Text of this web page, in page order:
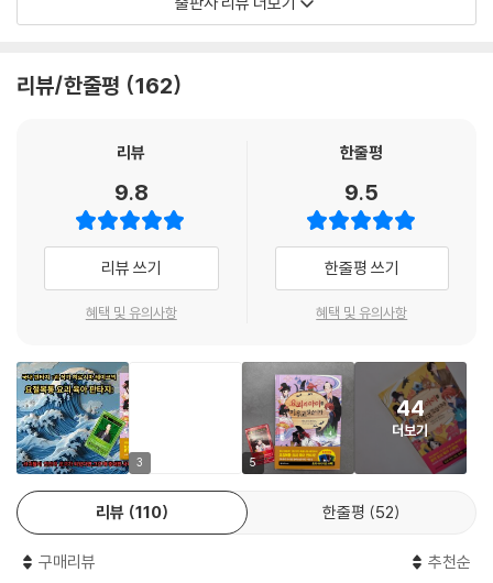
괴들이 가득한 판타지 세계로 다시 한번 빠져들어 보자!
리뷰/한줄평 162
리뷰
9.8
리뷰 쓰기
혜택 및 유의사항
한줄평
9.5
한줄평 쓰기
혜택 및 유의사항
3 5
44
더보기
리뷰 110 한줄평 52
구매리뷰 추천순